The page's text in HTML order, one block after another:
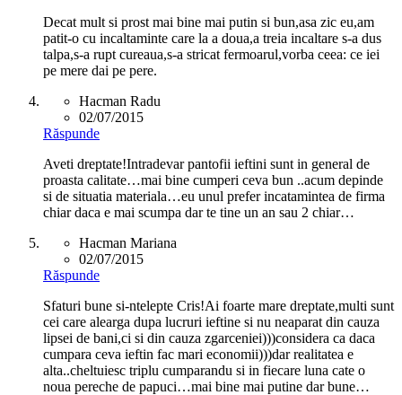
Decat mult si prost mai bine mai putin si bun,asa zic eu,am
patit-o cu incaltaminte care la a doua,a treia incaltare s-a dus
talpa,s-a rupt cureaua,s-a stricat fermoarul,vorba ceea: ce iei
pe mere dai pe pere.
Hacman Radu
02/07/2015
Răspunde
Aveti dreptate!Intradevar pantofii ieftini sunt in general de
proasta calitate…mai bine cumperi ceva bun ..acum depinde
si de situatia materiala…eu unul prefer incatamintea de firma
chiar daca e mai scumpa dar te tine un an sau 2 chiar…
Hacman Mariana
02/07/2015
Răspunde
Sfaturi bune si-ntelepte Cris!Ai foarte mare dreptate,multi sunt
cei care alearga dupa lucruri ieftine si nu neaparat din cauza
lipsei de bani,ci si din cauza zgarceniei)))considera ca daca
cumpara ceva ieftin fac mari economii)))dar realitatea e
alta..cheltuiesc triplu cumparandu si in fiecare luna cate o
noua pereche de papuci…mai bine mai putine dar bune…